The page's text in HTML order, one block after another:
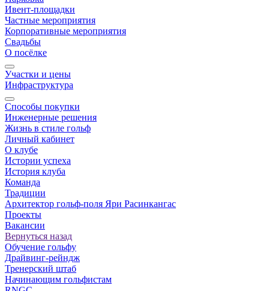
Ивент-площадки
Частные мероприятия
Корпоративные мероприятия
Свадьбы
О посёлке
Участки и цены
Инфраструктура
Способы покупки
Инженерные решения
Жизнь в стиле гольф
Личный кабинет
О клубе
Истории успеха
История клуба
Команда
Традиции
Архитектор гольф-поля Яри Расинкангас
Проекты
Вакансии
Вернуться назад
Обучение гольфу
Драйвинг-рейндж
Тренерский штаб
Начинающим гольфистам